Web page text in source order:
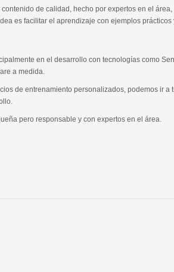
contenido de calidad, hecho por expertos en el
es facilitar el aprendizaje con ejemplos
en el desarrollo con tecnologías como
a medida.
de entrenamiento personalizados, podemos ir a
pero responsable y con expertos en el área.